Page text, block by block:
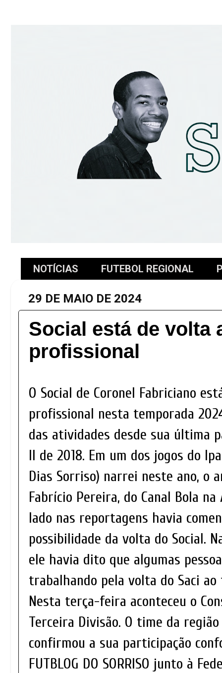
NOTÍCIAS FUTEBOL REGIONAL
29 DE MAIO DE 2024
Social está de volta
profissional
O Social de Coronel Fabriciano
profissional nesta temporada
das atividades desde sua última
II de 2018. Em um dos jogos do
Dias Sorriso) narrei neste ano, o
Fabrício Pereira, do Canal Bola
lado nas reportagens havia
possibilidade da volta do Social.
ele havia dito que algumas
trabalhando pela volta do Saci
Nesta terça-feira aconteceu o
Terceira Divisão. O time da
confirmou a sua participação
FUTBLOG DO SORRISO junto à